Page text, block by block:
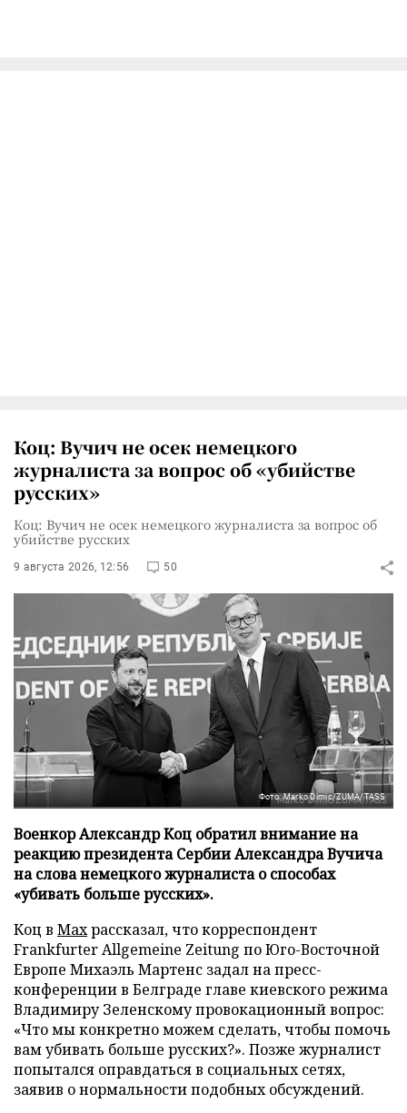
Коц: Вучич не осек немецкого
журналиста за вопрос об «убийстве
русских»
Коц: Вучич не осек немецкого журналиста за вопрос об
убийстве русских
9 августа 2026, 12:56 50
Фото: Marko Dimic/ZUMA/TASS
Военкор Александр Коц обратил внимание на
реакцию президента Сербии Александра Вучича
на слова немецкого журналиста о способах
«убивать больше русских».
Коц в Махрассказал, что корреспондент
Frankfurter Allgemeine Zeitung по Юго-Восточной
Европе Михаэль Мартенс задал на пресс-
конференции в Белграде главе киевского режима
Владимиру Зеленскому провокационный вопрос:
«Что мы конкретно можем сделать, чтобы помочь
вам убивать больше русских?». Позже журналист
попытался оправдаться в социальных сетях,
заявив о нормальности подобных обсуждений.